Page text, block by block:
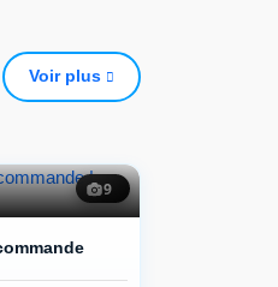
Voir plus
9